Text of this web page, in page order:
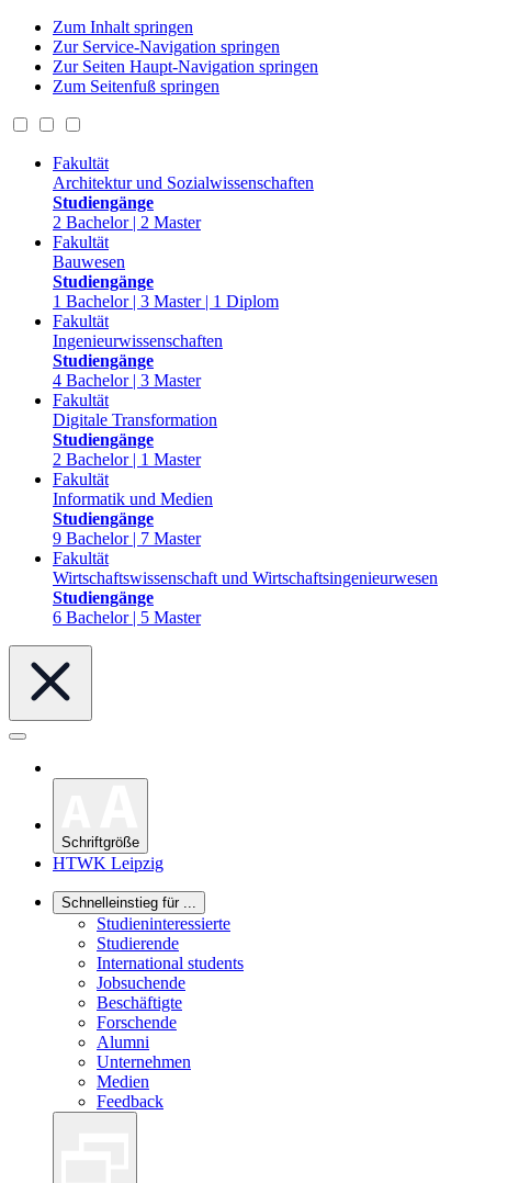
Zum Inhalt springen
Zur Service-Navigation springen
Zur Seiten Haupt-Navigation springen
Zum Seitenfuß springen
Fakultät
Architektur und Sozialwissenschaften
Studiengänge
2 Bachelor | 2 Master
Fakultät
Bauwesen
Studiengänge
1 Bachelor | 3 Master | 1 Diplom
Fakultät
Ingenieurwissenschaften
Studiengänge
4 Bachelor | 3 Master
Fakultät
Digitale Transformation
Studiengänge
2 Bachelor | 1 Master
Fakultät
Informatik und Medien
Studiengänge
9 Bachelor | 7 Master
Fakultät
Wirtschaftswissenschaft und Wirtschaftsingenieurwesen
Studiengänge
6 Bachelor | 5 Master
Schriftgröße
HTWK Leipzig
Schnelleinstieg für ...
Studieninteressierte
Studierende
International students
Jobsuchende
Beschäftigte
Forschende
Alumni
Unternehmen
Medien
Feedback